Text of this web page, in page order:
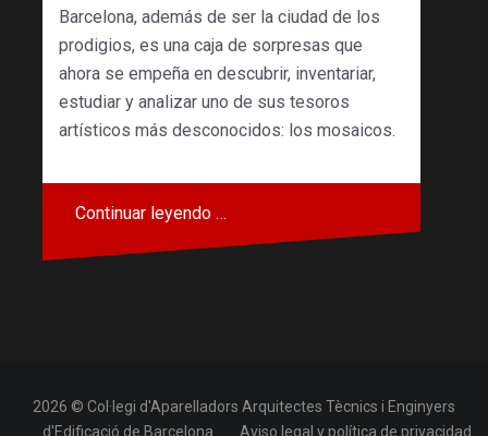
Barcelona, ​​además de ser la ciudad de los
prodigios, es una caja de sorpresas que
ahora se empeña en descubrir, inventariar,
estudiar y analizar uno de sus tesoros
artísticos más desconocidos: los mosaicos.
Continuar leyendo …
2026 © Col·legi d'Aparelladors Arquitectes Tècnics i Enginyers
d'Edificació de Barcelona
Aviso legal y política de privacidad